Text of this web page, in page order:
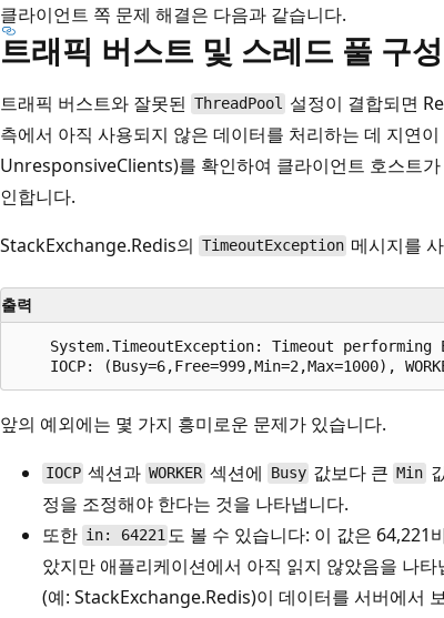
클라이언트 쪽 문제 해결은 다음과 같습니다.
트래픽 버스트 및 스레드 풀 구성
트래픽 버스트와 잘못된 ThreadPool 설정이 결합되면
측에서 아직 사용되지 않은 데이터를 처리하는 데 지연
UnresponsiveClients)를 확인하여 클라이언트 호스트
인합니다.
StackExchange.Redis의 TimeoutException 메시지를
출력
System.TimeoutException: Timeout performing
앞의 예외에는 몇 가지 흥미로운 문제가 있습니다.
IOCP 섹션과 WORKER 섹션에 Busy 값보다 큰Min
정을 조정해야 한다는 것을 나타냅니다.
또한 in: 64221 도 볼 수 있습니다: 이 값은 64,221
았지만 애플리케이션에서 아직 읽지 않았음을 나
(예: StackExchange.Redis)이 데이터를 서버에서